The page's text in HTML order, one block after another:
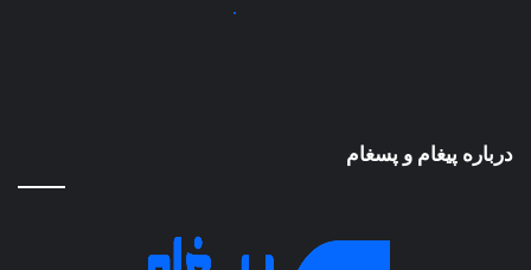
درباره پیغام و پسغام